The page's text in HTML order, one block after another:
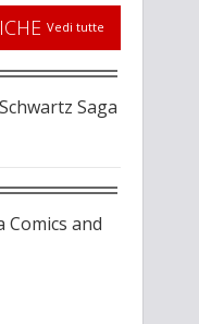
Vedi tutte
Saga
Comics and